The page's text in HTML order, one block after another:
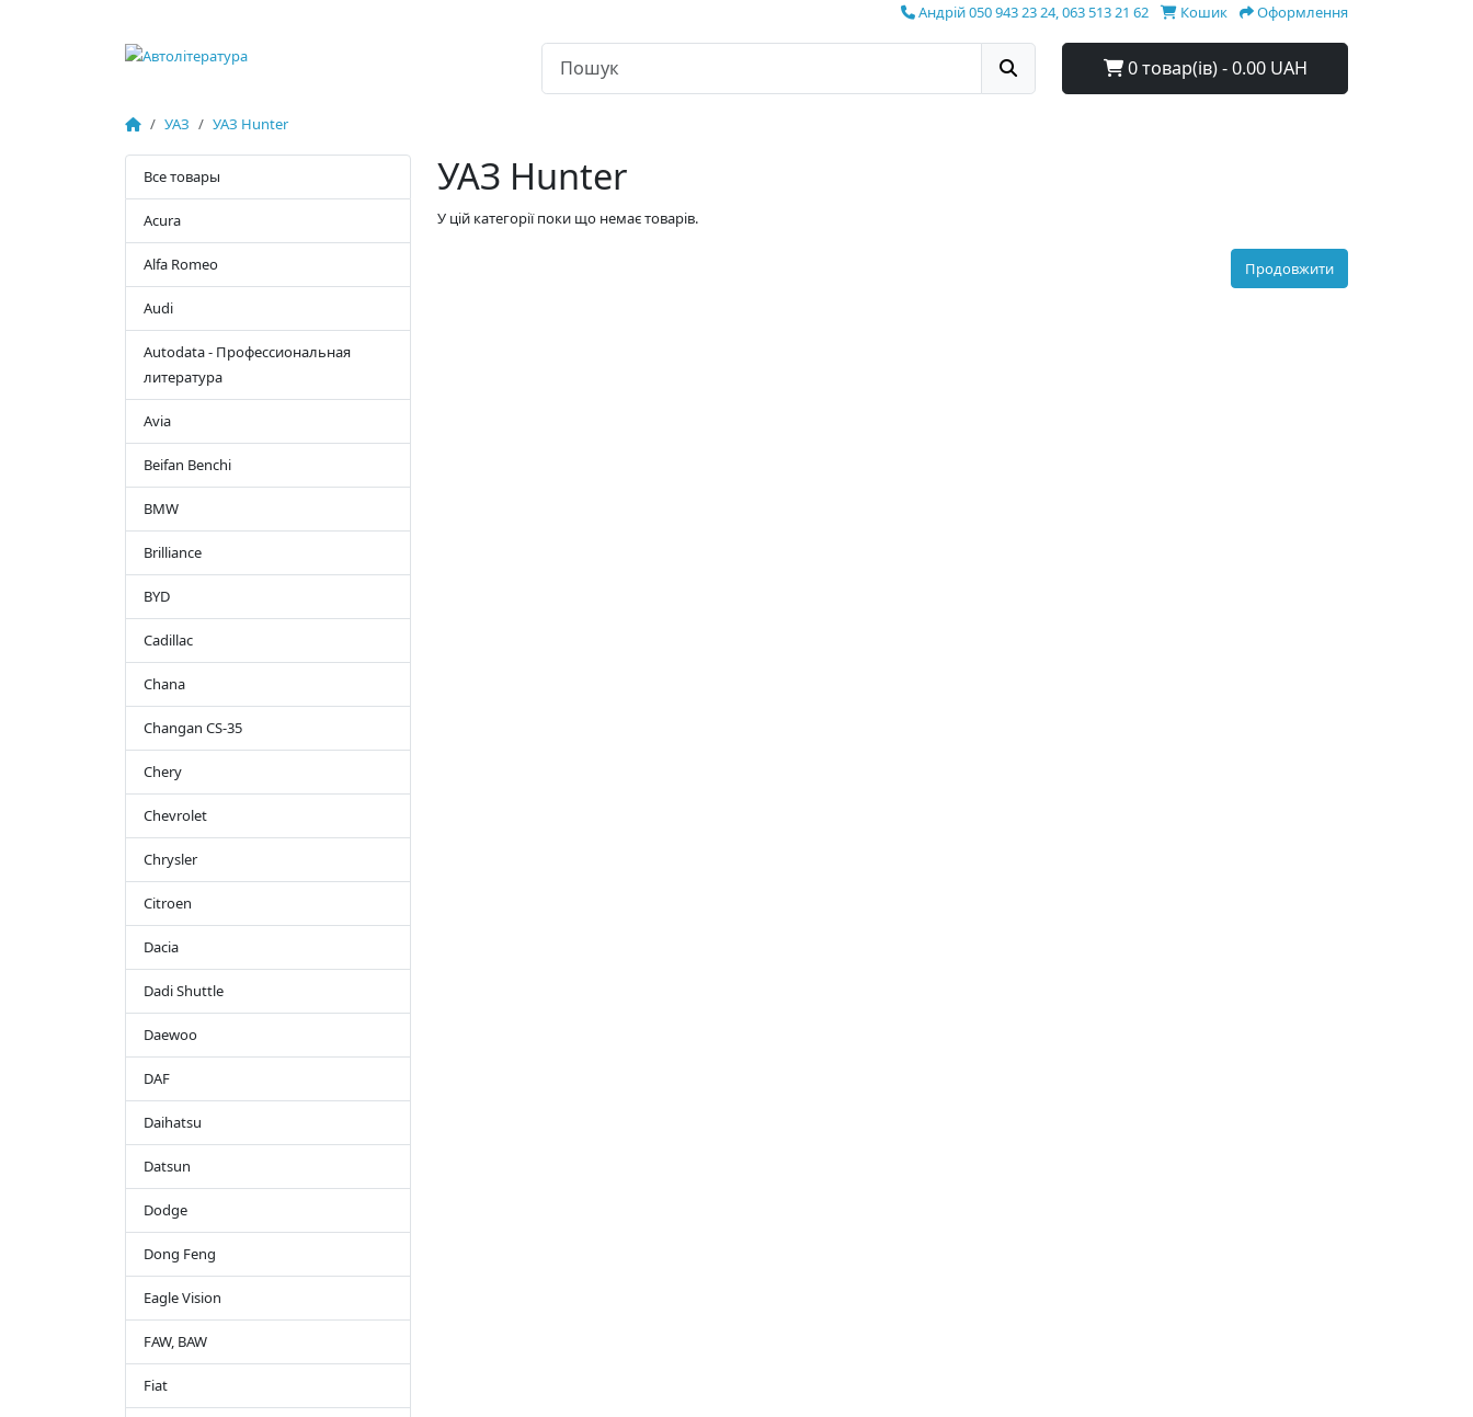
Андрій 050 943 23 24, 063 513 21 62 Кошик Оформлення
0 товар(ів) - 0.00 UAH
УАЗ УАЗ Hunter
Все товары
Acura
Alfa Romeo
Audi
Autodata - Профессиональная
литература
Avia
Beifan Benchi
BMW
Brilliance
BYD
Cadillac
Chana
Changan CS-35
Chery
Chevrolet
Chrysler
Citroen
Dacia
Dadi Shuttle
Daewoo
DAF
Daihatsu
Datsun
Dodge
Dong Feng
Eagle Vision
FAW, BAW
Fiat
УАЗ Hunter
У цій категорії поки що немає товарів.
Продовжити